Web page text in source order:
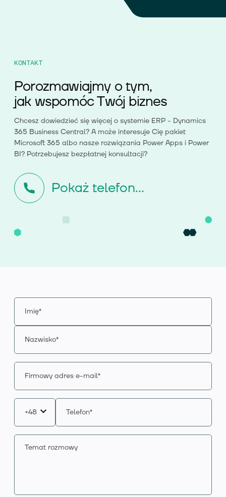
KONTAKT
Porozmawiajmy o tym,
jak wspomóc Twój biznes
Chcesz dowiedzieć się więcej o systemie ERP - Dynamics
365 Business Central? A może interesuje Cię pakiet
Microsoft 365 albo nasze rozwiązania Power Apps i Power
BI? Potrzebujesz bezpłatnej konsultacji?
Pokaż telefon...